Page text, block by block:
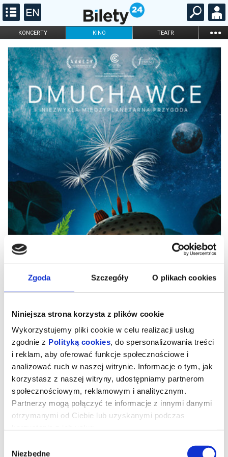
Zgoda Szczegóły O plikach cookies
Niniejsza strona korzysta z plików cookie
Wykorzystujemy pliki cookie w celu realizacji usług
zgodnie z Polityką cookies, do spersonalizowania treści
i reklam, aby oferować funkcje społecznościowe i
analizować ruch w naszej witrynie. Informacje o tym, jak
korzystasz z naszej witryny, udostępniamy partnerom
społecznościowym, reklamowym i analitycznym.
Partnerzy mogą połączyć te informacje z innymi danymi
otrzymanymi od Ciebie lub uzyskanymi podczas
Niezbędne
KONCERTY KINO TEATR ...
FILHARMONIA OPERA I BALET
STAND-UP
DLA DZIECI
ONLINE KARNETY
DMUCHAWCE
NIEZWYKŁA WIZJA NATURY OD PRODUCENTÓW
MIKROKOSMOSU.
Dendelion, Baraban, Léonto i Taraxa to niezwykła rodzina
dmuchawców, które zostają oddzielone od rośliny matki, gdy
Ziemię dotyka katastrofa. Szczęśliwie uratowane z nuklearnej